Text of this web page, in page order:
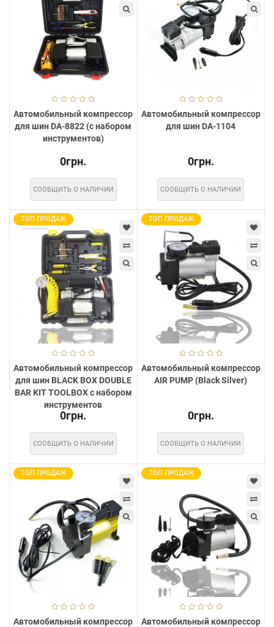
Автомобильный компрессор
для шин DA-8822 (с набором
инструментов)
0грн.
СООБЩИТЬ О НАЛИЧИИ
Автомобильный компрессор
для шин DA-1104
0грн.
СООБЩИТЬ О НАЛИЧИИ
ТОП ПРОДАЖ
Автомобильный компрессор
для шин BLACK BOX DOUBLE
BAR KIT TOOLBOX с набором
инструментов
0грн.
СООБЩИТЬ О НАЛИЧИИ
ТОП ПРОДАЖ
Автомобильный компрессор
AIR PUMP (Black Silver)
0грн.
СООБЩИТЬ О НАЛИЧИИ
ТОП ПРОДАЖ
Автомобильный компрессор
ТОП ПРОДАЖ
Автомобильный компрессор